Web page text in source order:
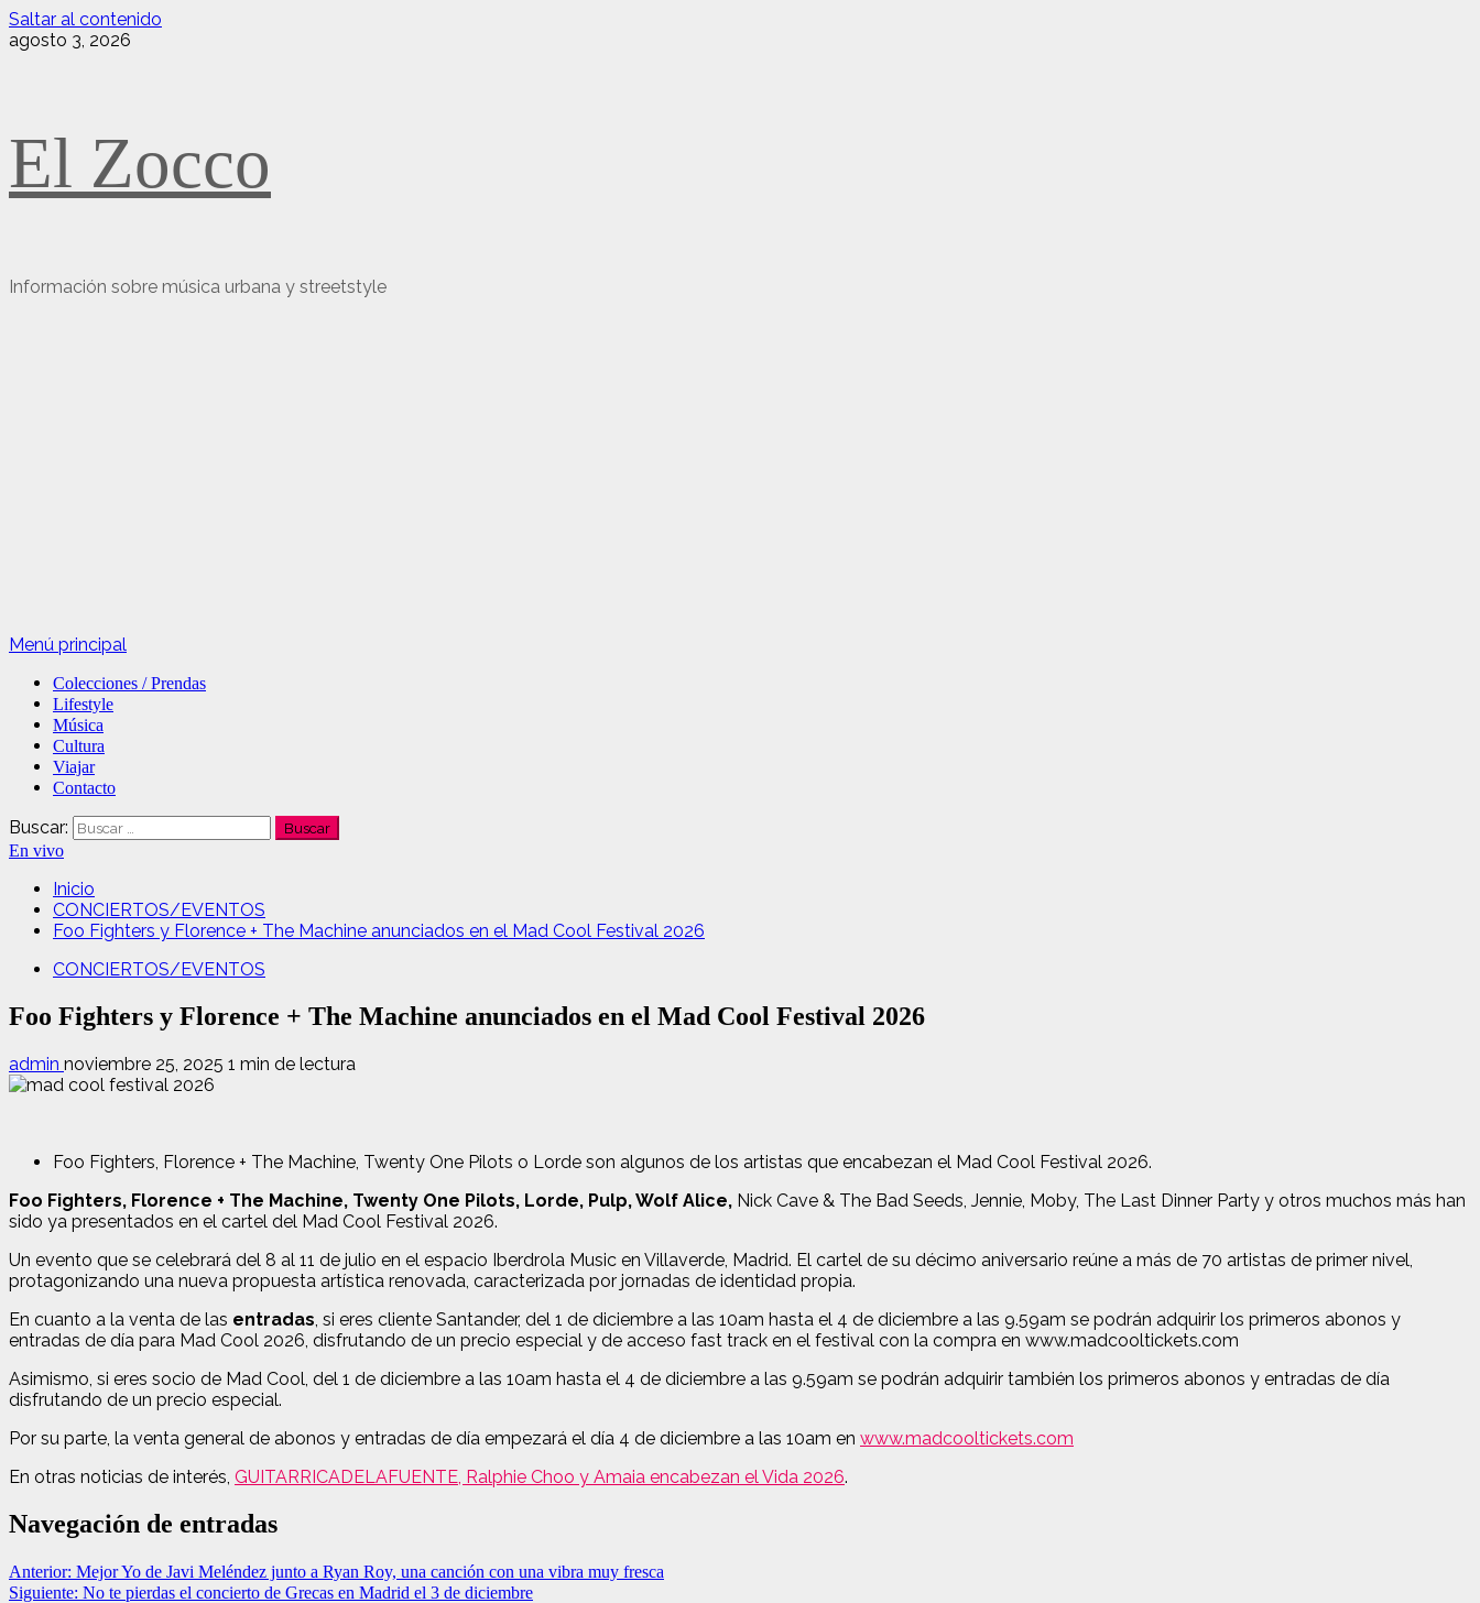
Saltar al contenido
agosto 3, 2026
El Zocco
Información sobre música urbana y streetstyle
Menú principal
Colecciones / Prendas
Lifestyle
Música
Cultura
Viajar
Contacto
Buscar:
En vivo
Inicio
CONCIERTOS/EVENTOS
Foo Fighters y Florence + The Machine anunciados en el Mad Cool Festival 2026
CONCIERTOS/EVENTOS
Foo Fighters y Florence + The Machine anunciados en el Mad Cool Festival 2026
admin noviembre 25, 2025 1 min de lectura
Foo Fighters, Florence + The Machine, Twenty One Pilots o Lorde son algunos de los artistas que encabezan el Mad Cool Festival 2026.
Foo Fighters, Florence + The Machine, Twenty One Pilots, Lorde, Pulp, Wolf Alice, Nick Cave & The Bad Seeds, Jennie, Moby, The Last Dinner Party y otros muchos más han
sido ya presentados en el cartel del Mad Cool Festival 2026.
Un evento que se celebrará del 8 al 11 de julio en el espacio Iberdrola Music en Villaverde, Madrid. El cartel de su décimo aniversario reúne a más de 70 artistas de primer nivel,
protagonizando una nueva propuesta artística renovada, caracterizada por jornadas de identidad propia.
En cuanto a la venta de las entradas, si eres cliente Santander, del 1 de diciembre a las 10am hasta el 4 de diciembre a las 9.59am se podrán adquirir los primeros abonos y
entradas de día para Mad Cool 2026, disfrutando de un precio especial y de acceso fast track en el festival con la compra en www.madcooltickets.com
Asimismo, si eres socio de Mad Cool, del 1 de diciembre a las 10am hasta el 4 de diciembre a las 9.59am se podrán adquirir también los primeros abonos y entradas de día
disfrutando de un precio especial.
Por su parte, la venta general de abonos y entradas de día empezará el día 4 de diciembre a las 10am en www.madcooltickets.com
En otras noticias de interés, GUITARRICADELAFUENTE, Ralphie Choo y Amaia encabezan el Vida 2026.
Navegación de entradas
Anterior: Mejor Yo de Javi Meléndez junto a Ryan Roy, una canción con una vibra muy fresca
Siguiente: No te pierdas el concierto de Grecas en Madrid el 3 de diciembre